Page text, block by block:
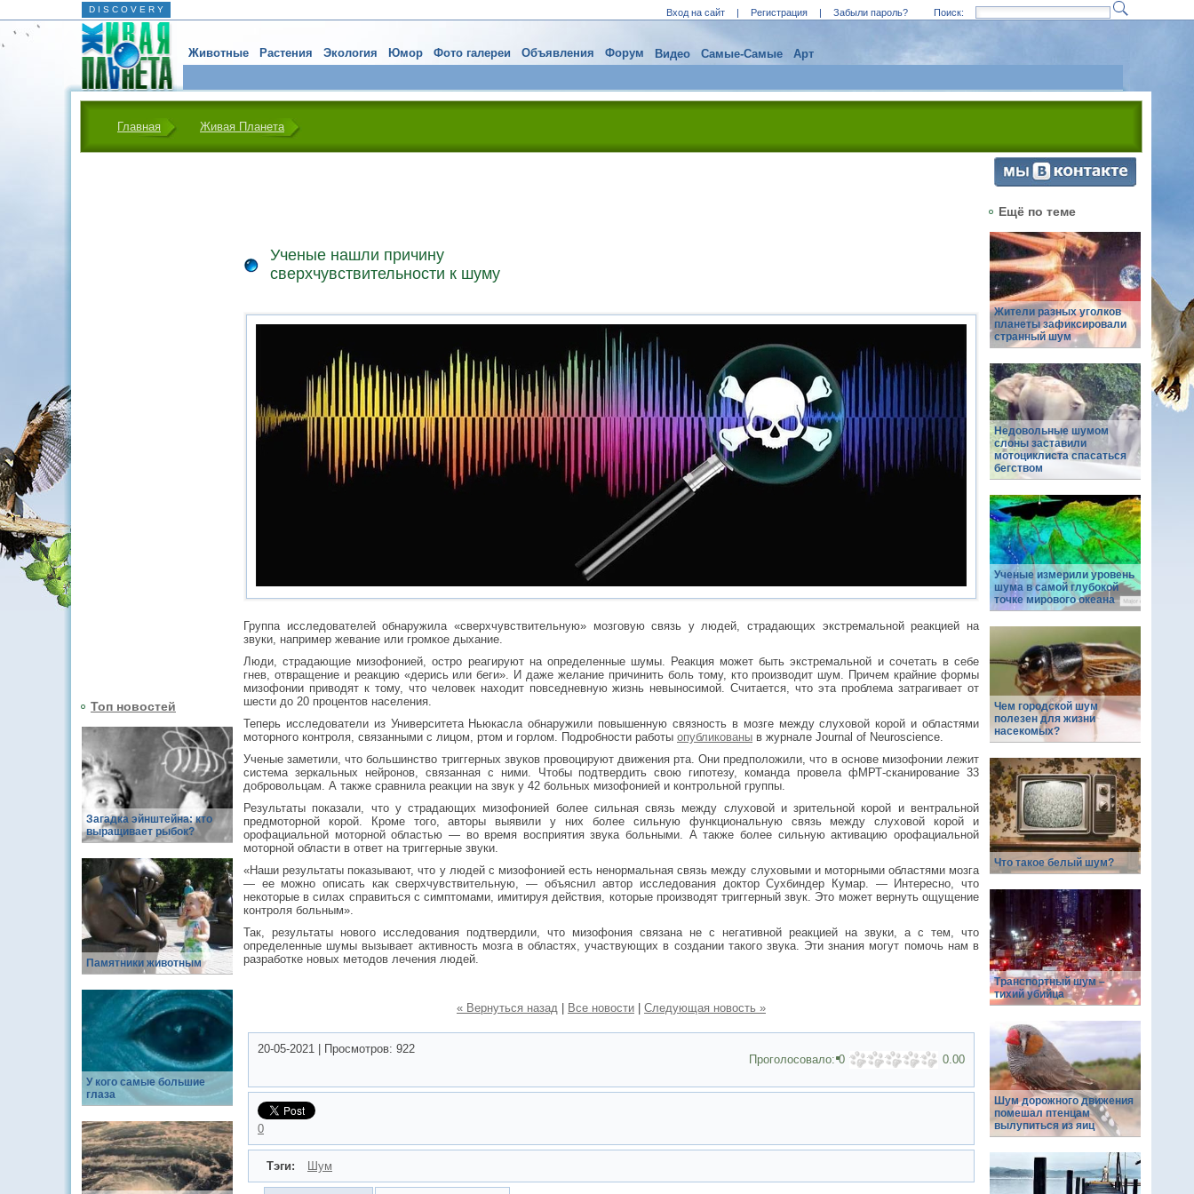
D I S C O V E R Y Вход на сайт | Регистрация | Забыли пароль? Поиск:
Животные Растения Экология Юмор Фото галереи Объявления Форум Видео Самые-Самые Арт
Главная Живая Планета
Топ новостей
Загадка эйнштейна: кто
выращивает рыбок?
Памятники животным
У кого самые большие
глаза
Ученые нашли причину
сверхчувствительности к шуму
Группа исследователей обнаружила «сверхчувствительную» мозговую связь у людей, страдающих экстремальной реакцией на
звуки, например жевание или громкое дыхание.
Люди, страдающие мизофонией, остро реагируют на определенные шумы. Реакция может быть экстремальной и сочетать в себе
гнев, отвращение и реакцию «дерись или беги». И даже желание причинить боль тому, кто производит шум. Причем крайние формы
мизофонии приводят к тому, что человек находит повседневную жизнь невыносимой. Считается, что эта проблема затрагивает от
шести до 20 процентов населения.
Теперь исследователи из Университета Ньюкасла обнаружили повышенную связность в мозге между слуховой корой и областями
моторного контроля, связанными с лицом, ртом и горлом. Подробности работы опубликованы в журнале Journal of Neuroscience.
Ученые заметили, что большинство триггерных звуков провоцируют движения рта. Они предположили, что в основе мизофонии лежит
система зеркальных нейронов, связанная с ними. Чтобы подтвердить свою гипотезу, команда провела фМРТ-сканирование 33
добровольцам. А также сравнила реакции на звук у 42 больных мизофонией и контрольной группы.
Результаты показали, что у страдающих мизофонией более сильная связь между слуховой и зрительной корой и вентральной
предмоторной корой. Кроме того, авторы выявили у них более сильную функциональную связь между слуховой корой и
орофациальной моторной областью — во время восприятия звука больными. А также более сильную активацию орофациальной
моторной области в ответ на триггерные звуки.
«Наши результаты показывают, что у людей с мизофонией есть ненормальная связь между слуховыми и моторными областями мозга
— ее можно описать как сверхчувствительную, — объяснил автор исследования доктор Сухбиндер Кумар. — Интересно, что
некоторые в силах справиться с симптомами, имитируя действия, которые производят триггерный звук. Это может вернуть ощущение
контроля больным».
Так, результаты нового исследования подтвердили, что мизофония связана не с негативной реакцией на звуки, а с тем, что
определенные шумы вызывает активность мозга в областях, участвующих в создании такого звука. Эти знания могут помочь нам в
разработке новых методов лечения людей.
« Вернуться назад Все новости Следующая новость »
20-05-2021 Просмотров: 922
Проголосовало:0 0.00
0
Тэги: Шум
Ещё по теме
Жители разных уголков
планеты зафиксировали
странный шум
Недовольные шумом
слоны заставили
мотоциклиста спасаться
бегством
Ученые измерили уровень
шума в самой глубокой
точке мирового океана
Чем городской шум
полезен для жизни
насекомых?
Что такое белый шум?
Транспортный шум –
тихий убийца
Шум дорожного движения
помешал птенцам
вылупиться из яиц